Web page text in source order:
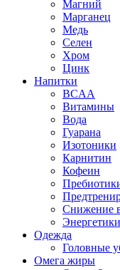
Магний
Марганец
Медь
Селен
Хром
Цинк
Напитки
BCAA
Витамины
Вода
Гуарана
Изотоники
Карнитин
Кофеин
Снижение
Энергетики
Одежда
Головные
Омега жиры